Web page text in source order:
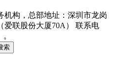
机构，总部地址：深圳市龙岗
爱联股份大厦70A） 联系电